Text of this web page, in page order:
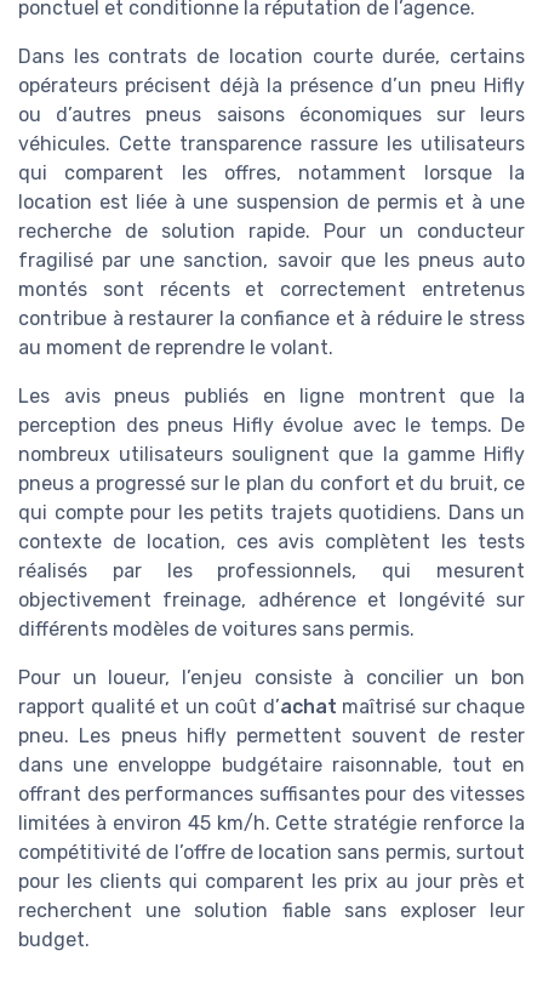
ponctuel et conditionne la réputation de l’agence.
Dans les contrats de location courte durée, certains
opérateurs précisent déjà la présence d’un pneu Hifly
ou d’autres pneus saisons économiques sur leurs
véhicules. Cette transparence rassure les utilisateurs
qui comparent les offres, notamment lorsque la
location est liée à une suspension de permis et à une
recherche de solution rapide. Pour un conducteur
fragilisé par une sanction, savoir que les pneus auto
montés sont récents et correctement entretenus
contribue à restaurer la confiance et à réduire le stress
au moment de reprendre le volant.
Les avis pneus publiés en ligne montrent que la
perception des pneus Hifly évolue avec le temps. De
nombreux utilisateurs soulignent que la gamme Hifly
pneus a progressé sur le plan du confort et du bruit, ce
qui compte pour les petits trajets quotidiens. Dans un
contexte de location, ces avis complètent les tests
réalisés par les professionnels, qui mesurent
objectivement freinage, adhérence et longévité sur
différents modèles de voitures sans permis.
Pour un loueur, l’enjeu consiste à concilier un bon
rapport qualité et un coût d’achat maîtrisé sur chaque
pneu. Les pneus hifly permettent souvent de rester
dans une enveloppe budgétaire raisonnable, tout en
offrant des performances suffisantes pour des vitesses
limitées à environ 45 km/h. Cette stratégie renforce la
compétitivité de l’offre de location sans permis, surtout
pour les clients qui comparent les prix au jour près et
recherchent une solution fiable sans exploser leur
budget.